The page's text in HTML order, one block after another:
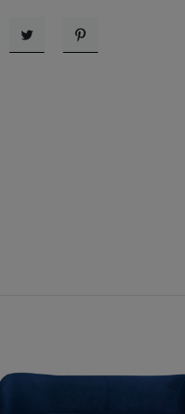
TweetujPinterest